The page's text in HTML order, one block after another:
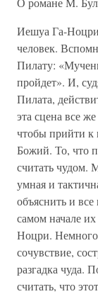
Иешуа Га-
человек.
Пилату:
пройдет». И,
Пилата,
эта сцена все
чтобы прийти
Божий. То, что
считать чудом.
умная и
объяснить и
самом начале
Ноцри. Немного
сочувствие,
разгадка чуда.
считать, что